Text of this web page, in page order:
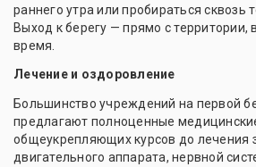
раннего утра или пробираться сквозь
Выход к берегу — прямо с территории,
время.
Лечение и оздоровление
Большинство учреждений на первой
предлагают полноценные
общеукрепляющих курсов до лечения
двигательного аппарата, нервной